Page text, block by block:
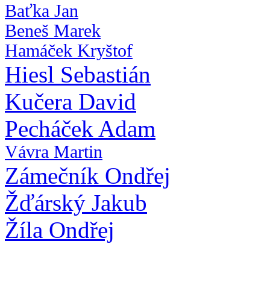
Baťka Jan
Beneš Marek
Hamáček Kryštof
Hiesl Sebastián
Kučera David
Pecháček Adam
Vávra Martin
Zámečník Ondřej
Žďárský Jakub
Žíla Ondřej